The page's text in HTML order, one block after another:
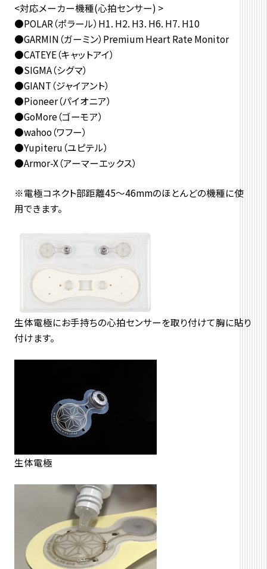
<対応メーカー機種(心拍センサー) >
●POLAR（ポラール）H1. H2. H3. H6. H7. H10
●GARMIN（ガーミン）Premium Heart Rate Monitor
●CATEYE（キャットアイ）
●SIGMA（シグマ）
●GIANT（ジャイアント）
●Pioneer（パイオニア）
●GoMore（ゴーモア）
●wahoo（ワフー）
●Yupiteru（ユピテル）
●Armor-X（アーマーエックス）
※電極コネクト部距離45～46mmのほとんどの機種に使
用できます。
生体電極にお手持ちの心拍センサーを取り付けて胸に貼り
付けます。
生体電極